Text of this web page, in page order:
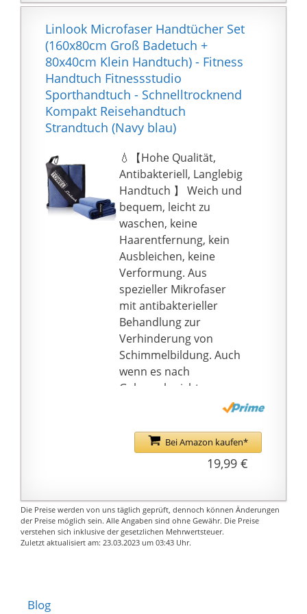
Kundenzufriedenheit
und Qualität. Solltest
Du dennoch mit
unserem Produkt
unzufrieden sein,
ersetzen wir Dir Dein
Reise Handtuch
natürlich umgehend
andere gemeinsame
Lösung.
Kundenzufriedenheit ist
unsere oberste
Priorität.
hohe Saugkraft eignen
sich die
Sporthandtücher
optimal als Badetuch
oder Saunahandtuch.
Geeignet für das
Fitnessstudio, Reise,
Schwimmen, Camping
oder für Gymnastik.
PFLEGELEICHT - Das
Sporthandtuch lässt
sich in der
Waschmaschine
waschen uns ist bei 40°
waschbeständig. Wir
empfehlen bei den
ersten Wäschen das
Strandtuch mit
ähnlichen Farben zu
waschen.
INDIVIDUALISIERBAR -
Durch das Namensfeld
auf der Tasche lässt
sich aus dem
personalisiertes und
individuelles
Microfaserhandtuch
machen. Für Damen,
geeignet.
Linlook Microfaser Handtücher Set
(160x80cm Groß Badetuch +
80x40cm Klein Handtuch) - Fitness
Handtuch Fitnessstudio
Sporthandtuch - Schnelltrocknend
Kompakt Reisehandtuch
Strandtuch (Navy blau)
💧【Hohe Qualität,
Antibakteriell, Langlebig
Handtuch 】 Weich und
bequem, leicht zu
waschen, keine
Haarentfernung, kein
Ausbleichen, keine
Verformung. Aus
spezieller Mikrofaser
mit antibakterieller
Behandlung zur
Verhinderung von
Schimmelbildung. Auch
wenn es nach
Gebrauch nicht
verrottet es nicht und
seine Lebensdauer ist
4-mal so hoch wie bei
Handtüchern.
💧【 Super Saugfähig
und
Bei Amazon kaufen*
19,99 €
Die Preise werden von uns täglich geprüft, dennoch können Änderungen
der Preise möglich sein. Alle Angaben sind ohne Gewähr. Die Preise
verstehen sich inklusive der gesetzlichen Mehrwertsteuer.
Zuletzt aktualisiert am: 23.03.2023 um 03:43 Uhr.
Blog